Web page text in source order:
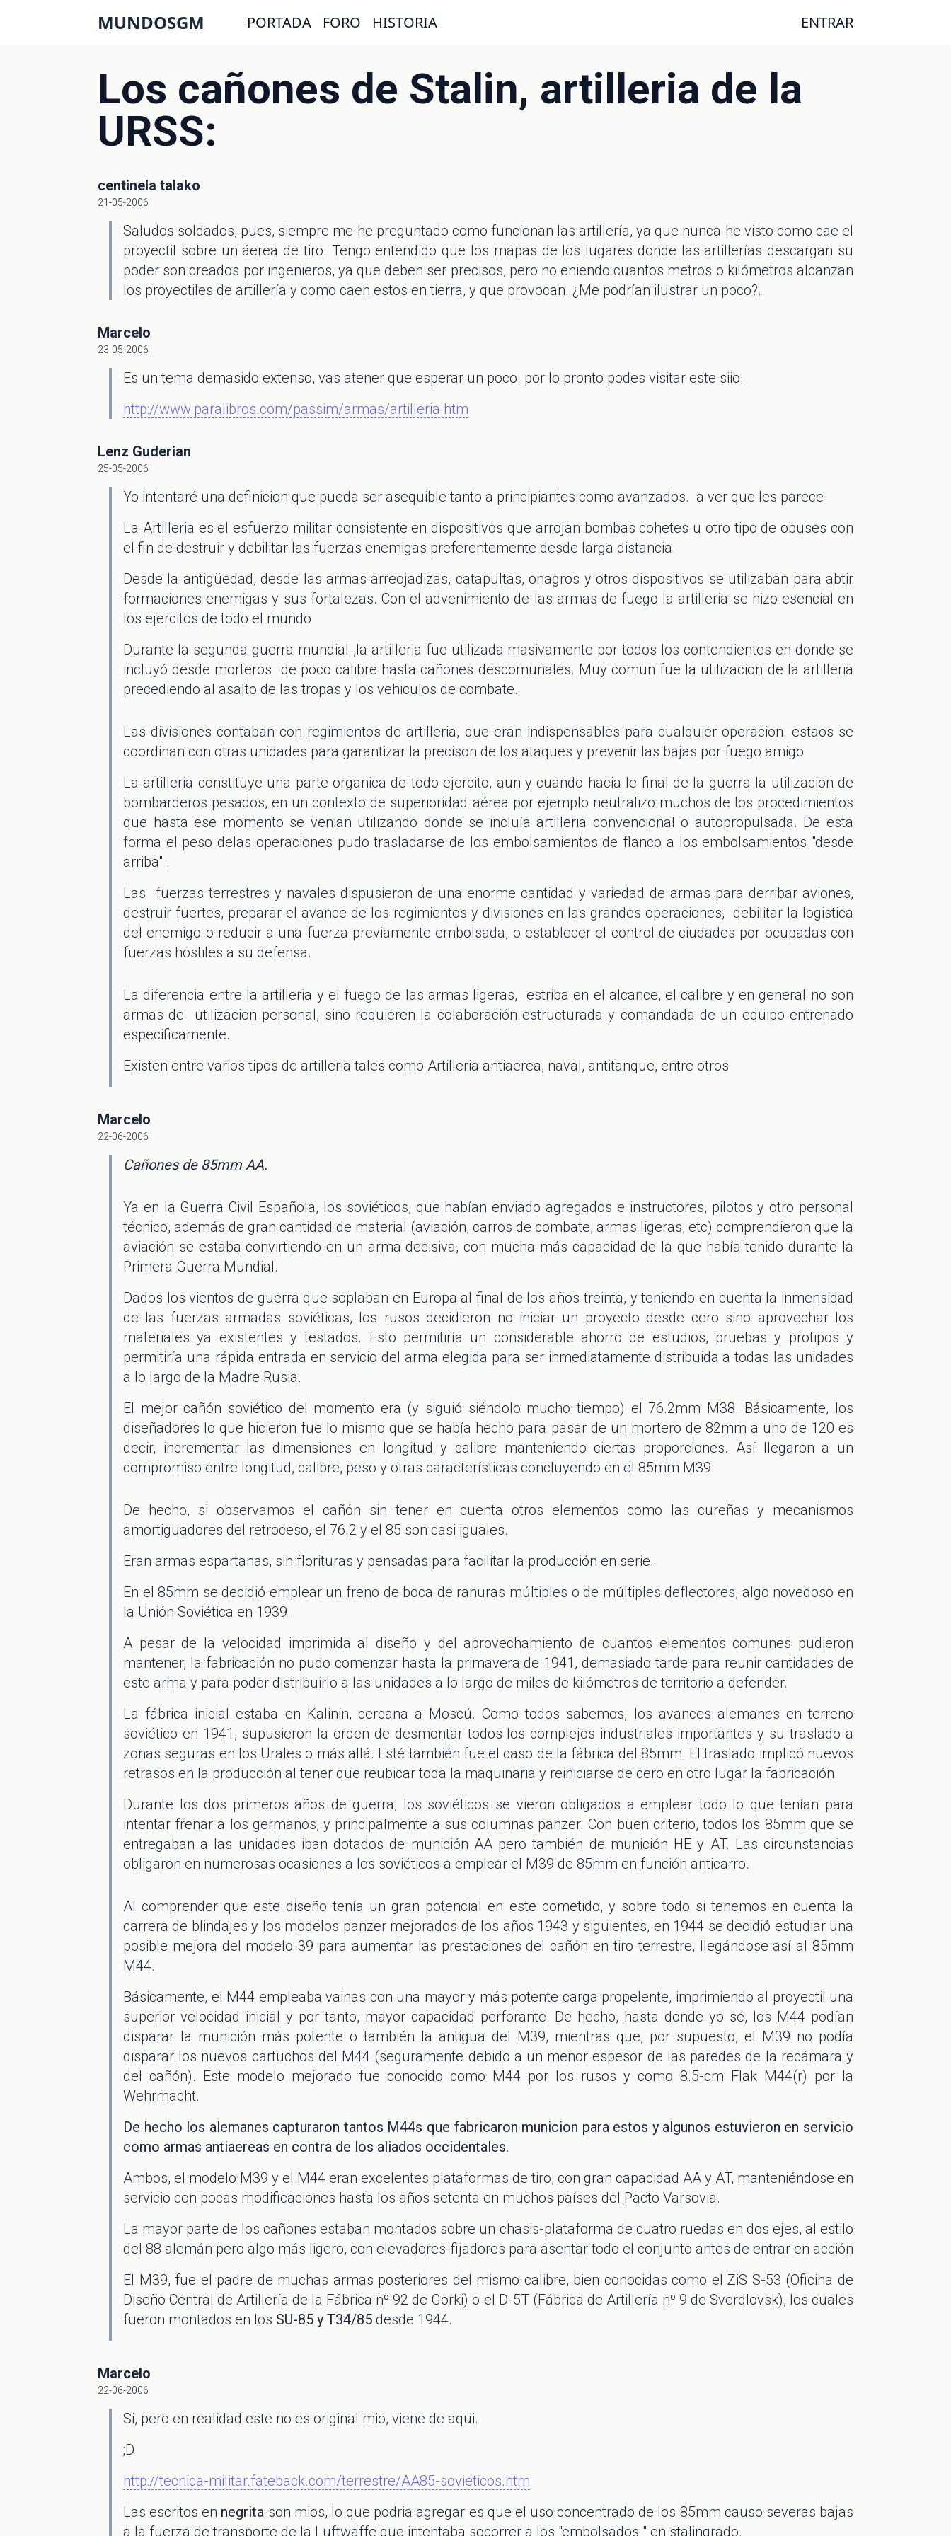
MUNDOSGM PORTADA FORO HISTORIA ENTRAR
Los cañones de Stalin, artilleria de la
URSS:
centinela talako
21-05-2006
Saludos soldados, pues, siempre me he preguntado como funcionan las artillería, ya que nunca he visto como cae el
proyectil sobre un áerea de tiro. Tengo entendido que los mapas de los lugares donde las artillerías descargan su
poder son creados por ingenieros, ya que deben ser precisos, pero no eniendo cuantos metros o kilómetros alcanzan
los proyectiles de artillería y como caen estos en tierra, y que provocan. ¿Me podrían ilustrar un poco?.
Marcelo
23-05-2006
Es un tema demasido extenso, vas atener que esperar un poco. por lo pronto podes visitar este siio.
http://www.paralibros.com/passim/armas/artilleria.htm
Lenz Guderian
25-05-2006
Yo intentaré una definicion que pueda ser asequible tanto a principiantes como avanzados. a ver que les parece
La Artilleria es el esfuerzo militar consistente en dispositivos que arrojan bombas cohetes u otro tipo de obuses con
el fin de destruir y debilitar las fuerzas enemigas preferentemente desde larga distancia.
Desde la antigüedad, desde las armas arreojadizas, catapultas, onagros y otros dispositivos se utilizaban para abtir
formaciones enemigas y sus fortalezas. Con el advenimiento de las armas de fuego la artilleria se hizo esencial en
los ejercitos de todo el mundo
Durante la segunda guerra mundial ,la artilleria fue utilizada masivamente por todos los contendientes en donde se
incluyó desde morteros de poco calibre hasta cañones descomunales. Muy comun fue la utilizacion de la artilleria
precediendo al asalto de las tropas y los vehiculos de combate.
Las divisiones contaban con regimientos de artilleria, que eran indispensables para cualquier operacion. estaos se
coordinan con otras unidades para garantizar la precison de los ataques y prevenir las bajas por fuego amigo
La artilleria constituye una parte organica de todo ejercito, aun y cuando hacia le final de la guerra la utilizacion de
bombarderos pesados, en un contexto de superioridad aérea por ejemplo neutralizo muchos de los procedimientos
que hasta ese momento se venian utilizando donde se incluía artilleria convencional o autopropulsada. De esta
forma el peso delas operaciones pudo trasladarse de los embolsamientos de flanco a los embolsamientos "desde
arriba" .
Las fuerzas terrestres y navales dispusieron de una enorme cantidad y variedad de armas para derribar aviones,
destruir fuertes, preparar el avance de los regimientos y divisiones en las grandes operaciones, debilitar la logistica
del enemigo o reducir a una fuerza previamente embolsada, o establecer el control de ciudades por ocupadas con
fuerzas hostiles a su defensa.
La diferencia entre la artilleria y el fuego de las armas ligeras, estriba en el alcance, el calibre y en general no son
armas de utilizacion personal, sino requieren la colaboración estructurada y comandada de un equipo entrenado
especificamente.
Existen entre varios tipos de artilleria tales como Artilleria antiaerea, naval, antitanque, entre otros
Marcelo
22-06-2006
Cañones de 85mm AA.
Ya en la Guerra Civil Española, los soviéticos, que habían enviado agregados e instructores, pilotos y otro personal
técnico, además de gran cantidad de material (aviación, carros de combate, armas ligeras, etc) comprendieron que la
aviación se estaba convirtiendo en un arma decisiva, con mucha más capacidad de la que había tenido durante la
Primera Guerra Mundial.
Dados los vientos de guerra que soplaban en Europa al final de los años treinta, y teniendo en cuenta la inmensidad
de las fuerzas armadas soviéticas, los rusos decidieron no iniciar un proyecto desde cero sino aprovechar los
materiales ya existentes y testados. Esto permitiría un considerable ahorro de estudios, pruebas y protipos y
permitiría una rápida entrada en servicio del arma elegida para ser inmediatamente distribuida a todas las unidades
a lo largo de la Madre Rusia.
El mejor cañón soviético del momento era (y siguió siéndolo mucho tiempo) el 76.2mm M38. Básicamente, los
diseñadores lo que hicieron fue lo mismo que se había hecho para pasar de un mortero de 82mm a uno de 120 es
decir, incrementar las dimensiones en longitud y calibre manteniendo ciertas proporciones. Así llegaron a un
compromiso entre longitud, calibre, peso y otras características concluyendo en el 85mm M39.
De hecho, si observamos el cañón sin tener en cuenta otros elementos como las cureñas y mecanismos
amortiguadores del retroceso, el 76.2 y el 85 son casi iguales.
Eran armas espartanas, sin florituras y pensadas para facilitar la producción en serie.
En el 85mm se decidió emplear un freno de boca de ranuras múltiples o de múltiples deflectores, algo novedoso en
la Unión Soviética en 1939.
A pesar de la velocidad imprimida al diseño y del aprovechamiento de cuantos elementos comunes pudieron
mantener, la fabricación no pudo comenzar hasta la primavera de 1941, demasiado tarde para reunir cantidades de
este arma y para poder distribuirlo a las unidades a lo largo de miles de kilómetros de territorio a defender.
La fábrica inicial estaba en Kalinin, cercana a Moscú. Como todos sabemos, los avances alemanes en terreno
soviético en 1941, supusieron la orden de desmontar todos los complejos industriales importantes y su traslado a
zonas seguras en los Urales o más allá. Esté también fue el caso de la fábrica del 85mm. El traslado implicó nuevos
retrasos en la producción al tener que reubicar toda la maquinaria y reiniciarse de cero en otro lugar la fabricación.
Durante los dos primeros años de guerra, los soviéticos se vieron obligados a emplear todo lo que tenían para
intentar frenar a los germanos, y principalmente a sus columnas panzer. Con buen criterio, todos los 85mm que se
entregaban a las unidades iban dotados de munición AA pero también de munición HE y AT. Las circunstancias
obligaron en numerosas ocasiones a los soviéticos a emplear el M39 de 85mm en función anticarro.
Al comprender que este diseño tenía un gran potencial en este cometido, y sobre todo si tenemos en cuenta la
carrera de blindajes y los modelos panzer mejorados de los años 1943 y siguientes, en 1944 se decidió estudiar una
posible mejora del modelo 39 para aumentar las prestaciones del cañón en tiro terrestre, llegándose así al 85mm
M44.
Básicamente, el M44 empleaba vainas con una mayor y más potente carga propelente, imprimiendo al proyectil una
superior velocidad inicial y por tanto, mayor capacidad perforante. De hecho, hasta donde yo sé, los M44 podían
disparar la munición más potente o también la antigua del M39, mientras que, por supuesto, el M39 no podía
disparar los nuevos cartuchos del M44 (seguramente debido a un menor espesor de las paredes de la recámara y
del cañón). Este modelo mejorado fue conocido como M44 por los rusos y como 8.5-cm Flak M44(r) por la
Wehrmacht.
De hecho los alemanes capturaron tantos M44s que fabricaron municion para estos y algunos estuvieron en servicio
como armas antiaereas en contra de los aliados occidentales.
Ambos, el modelo M39 y el M44 eran excelentes plataformas de tiro, con gran capacidad AA y AT, manteniéndose en
servicio con pocas modificaciones hasta los años setenta en muchos países del Pacto Varsovia.
La mayor parte de los cañones estaban montados sobre un chasis-plataforma de cuatro ruedas en dos ejes, al estilo
del 88 alemán pero algo más ligero, con elevadores-fijadores para asentar todo el conjunto antes de entrar en acción
El M39, fue el padre de muchas armas posteriores del mismo calibre, bien conocidas como el ZiS S-53 (Oficina de
Diseño Central de Artillería de la Fábrica nº 92 de Gorki) o el D-5T (Fábrica de Artillería nº 9 de Sverdlovsk), los cuales
fueron montados en los SU-85 y T34/85 desde 1944.
Marcelo
22-06-2006
Si, pero en realidad este no es original mio, viene de aqui.
;D
http://tecnica-militar.fateback.com/terrestre/AA85-sovieticos.htm
Las escritos en negrita son mios, lo que podria agregar es que el uso concentrado de los 85mm causo severas bajas
a la fuerza de transporte de la Luftwaffe que intentaba socorrer a los "embolsados " en stalingrado.